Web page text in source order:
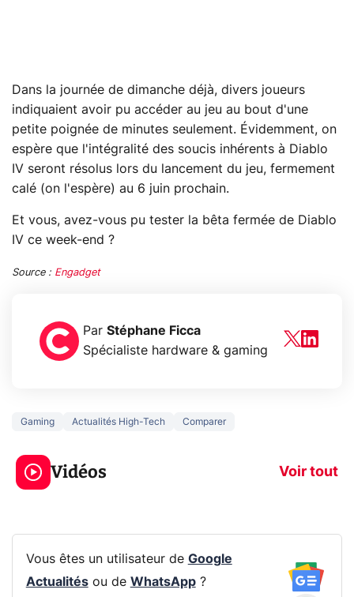
Dans la journée de dimanche déjà, divers joueurs
indiquaient avoir pu accéder au jeu au bout d'une
petite poignée de minutes seulement. Évidemment, on
espère que l'intégralité des soucis inhérents à Diablo
IV seront résolus lors du lancement du jeu, fermement
calé (on l'espère) au 6 juin prochain.
Et vous, avez-vous pu tester la bêta fermée de Diablo
IV ce week-end ?
Source : Engadget
Par Stéphane Ficca
Spécialiste hardware & gaming
Gaming Actualités High-Tech Comparer
Vidéos Voir tout
5 générations de
jeux dans la
prochaine Xbox !
navigation
Vous êtes un utilisateur de Google
Actualitésou de WhatsApp?